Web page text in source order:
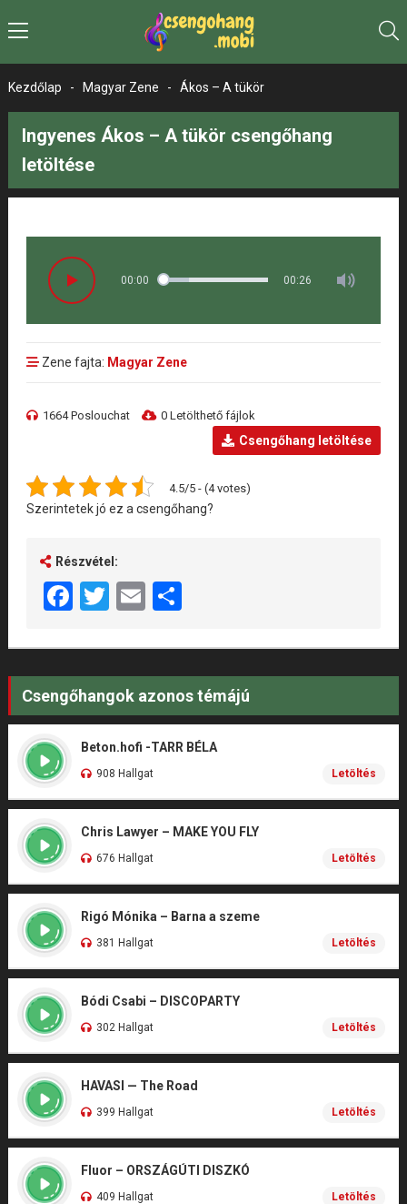
Kezdőlap - Magyar Zene - Ákos – A tükör
Ingyenes Ákos – A tükör csengőhang
letöltése
00:00 00:26
Zene fajta: Magyar Zene
1664 Poslouchat 0 Letölthető fájlok
Csengőhang letöltése
4.5/5 - (4 votes)
Szerintetek jó ez a csengőhang?
Részvétel:
Facebook
Twitter
EmailShare
Csengőhangok azonos témájú
Beton.hofi -TARR BÉLA
908 Hallgat Letöltés
Chris Lawyer – MAKE YOU FLY
676 Hallgat Letöltés
Rigó Mónika – Barna a szeme
381 Hallgat Letöltés
Bódi Csabi – DISCOPARTY
302 Hallgat Letöltés
HAVASI — The Road
399 Hallgat Letöltés
Fluor – ORSZÁGÚTI DISZKÓ
409 Hallgat Letöltés